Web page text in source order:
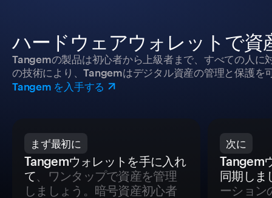
ハードウェアウォレットで資
Tangemの製品は初心者から上級者まで、すべての人に
の技術により、Tangemはデジタル資産の管理と保護を
Tangem を入手する
まず最初に
Tangemウォレットを手に入れ
て、ワンタップで資産を管理
しましょう。暗号資産初心者
次に
Tangem
同期しま
ーション